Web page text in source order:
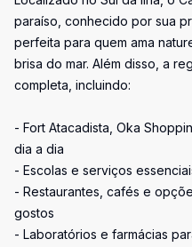
paraíso, conhecido por sua
perfeita para quem ama
brisa do mar. Além disso, a
completa, incluindo:
- Fort Atacadista, Oka
dia a dia
- Escolas e serviços
- Restaurantes, cafés e
gostos
- Laboratórios e farmácias